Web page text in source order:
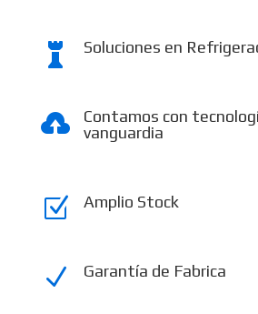
 Soluciones en

Contamos con
vanguardia
Z Amplio Stock
N Garantía de Fabrica